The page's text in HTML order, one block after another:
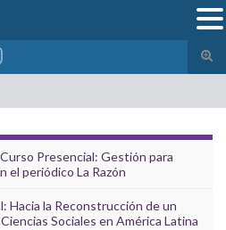
el
Presencial: Gestión para
el periódico La Razón
Hacia la Reconstrucción de un
Sociales en América Latina